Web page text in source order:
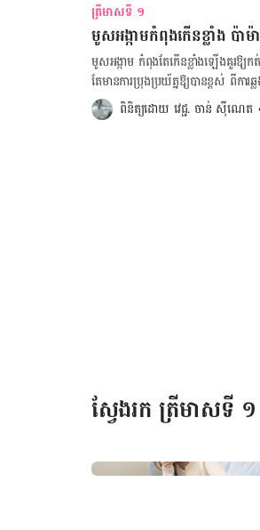
ត្រីមាសទី ១
មូសអង្កាមកំពុងកើនខ្លាំង ប៉ា
មូសអង្កាម កំពុងតែកើន​ខ្លាំងឡើង​គួរ​ឱ្
តែ​មាន​ការ​ប្រុង​ប្រយ័ត្ន​ឱ្យ​បាន​ខ្ពស់ ពី​ក
សត្វមូស​អង្កាម​ខាំ។ ក្នុង​រយៈពេល​ប៉ុន្មាន​សប្តាហ៍​ថ្មី​ៗនេះ យើង​សង្កេតឃើញ​ថា នៅ​រាជធានី​ភ្នំពេញ​បាន​លើក​ឡើង​ពី​ការ​
កើន​ឡើង​នៃ​សតស្វមូស​អង្កាមក្នុង​ចំនួន​ច្
ពិនិត្យដោយ វេជ្ជ. ចាន់ ស៊ីណេត
ស្វែងរក ត្រីមាសទី ១